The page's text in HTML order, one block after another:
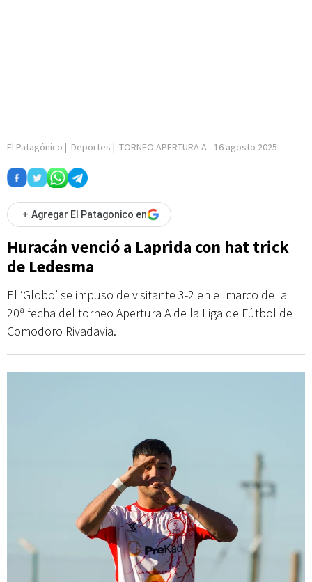
El Patagónico | Deportes | TORNEO APERTURA A- 16 agosto 2025
+ Agregar El Patagonico en
Huracán venció a Laprida con hat trick
de Ledesma
El ‘Globo’ se impuso de visitante 3-2 en el marco de la
20ª fecha del torneo Apertura A de la Liga de Fútbol de
Comodoro Rivadavia.